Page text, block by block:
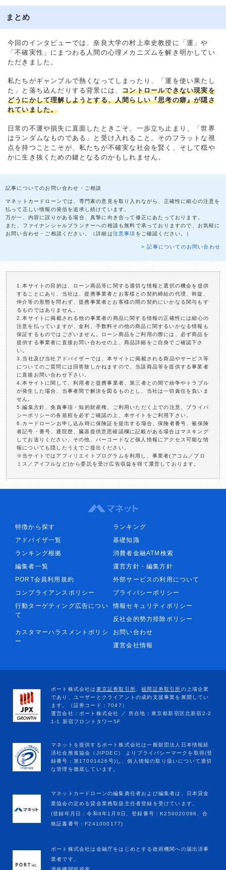
まとめ
今回のインタビューでは、奈良大学の村上幸史教授に「運」や
「不確実性」にまつわる人間の心理メカニズムを解き明かしてい
ただきました。
私たちがギャンブルで熱くなってしまったり、「運を使い果たし
た」と落ち込んだりする背景には、コントロールできない現実を
どうにかして理解しようとする、人間らしい『思考の癖』が隠さ
れていました。
日常の不運や損失に直面したときこそ、一歩立ち止まり、「世界
はランダムなものである」と受け入れること。そのフラットな視
点を持つことこそが、私たちが不確実な社会を賢く、そして穏や
かに生き抜くための鍵となるのかもしれません。
記事についてのお問い合わせ・ご相談
マネットカードローンでは、専門家の意見を取り入れながら、正確性に細心の注意を
払って正しい情報の発信を追求し続けています。
万が一、内容に誤りがある場合、真摯に向き合って修正にあたっております。
また、ファイナンシャルプランナーへの相談も無料で承っておりますので、お気軽に
お問い合わせ・ご相談ください。（詳細は注意事項 をご確認ください。）
> 記事についてのお問い合わせ
1.本サイトの目的は、ローン商品等に関する適切な情報と選択の機会を提供
することにあり、当社は、提携事業者とお客様との契約締結の代理、斡旋、
仲介等の形態を問わず、提携事業者とお客様の間の契約にいかなる関与もす
るものではありません。
2.本サイトに掲載される他の事業者の商品に関する情報の正確性には細心の
注意を払っていますが、金利、手数料その他の商品に関するいかなる情報も
保証するものではございません。ローン商品をご利用の際には、必ず商品を
提供する事業者に直接お問い合わせの上、商品詳細をご自身でご確認下さ
い。
3.当社及び当社アドバイザーでは、本サイトに掲載される商品やサービス等
についてのご質問には回答致しかねますので、当該商品等を提供する事業者
に直接お問い合わせ下さい。
4.本サイトに関して、利用者と提携事業者、第三者との間で紛争やトラブル
が発生した場合、当事者間で解決を図るものとし、当社は一切責任を負いま
せん。
5.編集方針、免責事項・知的財産権、ご利用いただく上での注意、プライバ
シーポリシーの各規程を必ずご確認の上、本サイトをご利用下さい。
6.カードローンお申し込み時に保険証を提出する場合、保険者番号、被保険
者記号・番号、通院歴、臓器提供意思確認欄に記載がある場合はマスキング
してお送りください。その他、バーコードなど個人情報にアクセス可能な情
報についても隠したうえでご提出ください。
※当サイトではアフィリエイトプログラムを利用し、事業者(アコム／プロ
ミス／アイフルなど)から委託を受け広告収益を得て運営しております。
特徴から探す
ランキング
アドバイザ一覧
基礎知識
ランキング根拠
消費者金融ATM検索
編集者一覧
運営方針・編集方針
PORT会員利用規約
外部サービスの利用について
コンプライアンスポリシー
プライバシーポリシー
行動ターゲティング広告につい
て
情報セキュリティポリシー
反社会的勢力排除ポリシー
カスタマーハラスメントポリシ
ー
お問い合わせ
運営会社情報
マネットカードローンの編集責任者および編集者は、日本貸金
業協会の定める貸金業務取扱主任者登録を受けています。
(登録年月日：令和8年1月9日、登録番号：K250020096、合
格証書番号：F241000177)
ポート株式会社は金融庁をはじめとする政府機関への届出済事
業者です。